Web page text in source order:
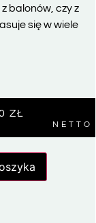
balonów, czy z
się w wiele
ZŁ
NETTO